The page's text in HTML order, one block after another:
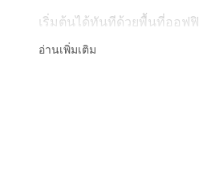
เริ่มต้นได้ทันทีด้วยพื้นที่ออฟ
อ่านเพิ่มเติม